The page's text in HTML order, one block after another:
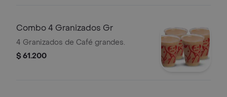
Combo 4 Granizados Gr
4 Granizados de Café grandes.
$ 61.200